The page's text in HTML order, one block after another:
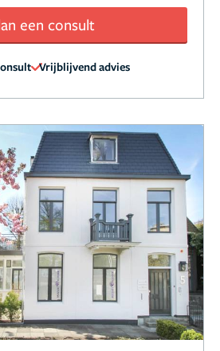
een consult
Vrijblijvend advies